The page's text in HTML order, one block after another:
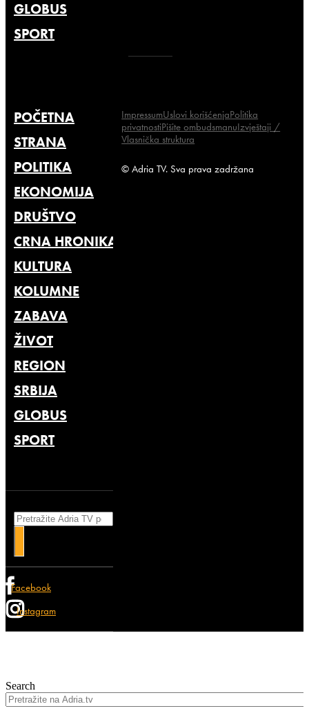
GLOBUS
SPORT
POČETNA
STRANA
POLITIKA
EKONOMIJA
DRUŠTVO
CRNA HRONIKA
KULTURA
KOLUMNE
ZABAVA
ŽIVOT
REGION
SRBIJA
GLOBUS
SPORT
Facebook
Instagram
ImpressumUslovi korišćenjaPolitika
privatnostiPišite ombudsmanuIzvještaji /
Vlasnička struktura
© Adria TV. Sva prava zadržana
Search